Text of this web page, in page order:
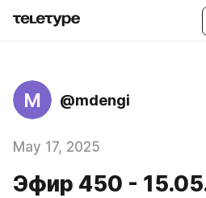
M @mdengi
May 17, 2025
Эфир 450 -